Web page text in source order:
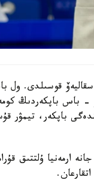
قوسىلدى.
- باس باپكەردىڭ
باپكەر، تيمۋر
ارمەنيا ۇلتتىق